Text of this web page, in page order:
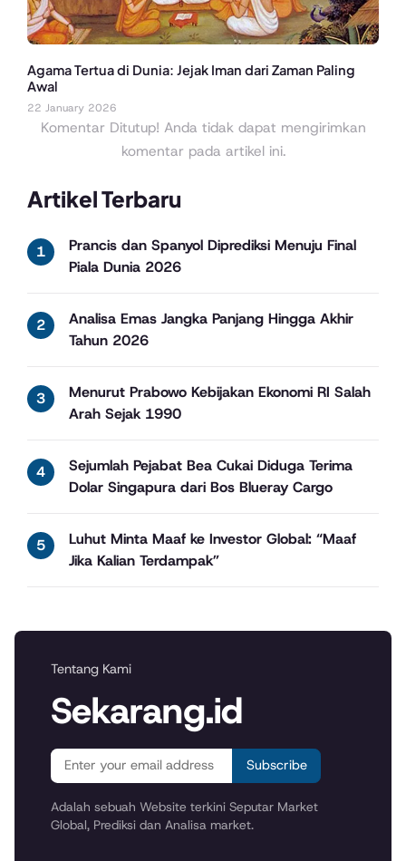
Artikel Terbaru
Prancis dan Spanyol Diprediksi Menuju Final
Piala Dunia 2026
Analisa Emas Jangka Panjang Hingga Akhir
Tahun 2026
Menurut Prabowo Kebijakan Ekonomi RI Salah
Arah Sejak 1990
Sejumlah Pejabat Bea Cukai Diduga Terima
Dolar Singapura dari Bos Blueray Cargo
Luhut Minta Maaf ke Investor Global: “Maaf
Jika Kalian Terdampak”
Agama Tertua di Dunia: Jejak Iman dari Zaman Paling
Awal
22 January 2026
Komentar Ditutup! Anda tidak dapat mengirimkan
komentar pada artikel ini.
Tentang Kami
Sekarang.id
Subscribe
Adalah sebuah Website terkini Seputar Market
Global, Prediksi dan Analisa market.